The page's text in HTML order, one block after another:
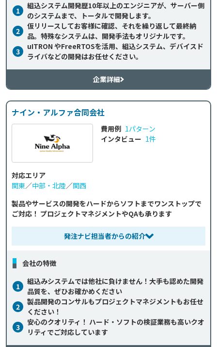
1
組込システム開発歴10年以上のエンジニアが、サーバー側
のシステムまで、トータルで開発します。
2
仮リリースしてお客様に確認、それを繰り返して最終納
品。特殊なシステムは、開発手法もオリジナルです。
3
uITRON やFreeRTOSを活用、組込システム、デバイスド
ライバなどの開発はお任せください。
企業詳細
ナイン・アルファ合同会社
費用例 1パターン
インタビュー 1件
対応エリア
関東／中部・北陸／関西
製品やサービスの開発をハードからソフトまでワンストップで
ご対応！ プロジェクトマネジメントやQAも承ります
発注ナビ担当者からの紹介
会社の特徴
1
組込みシステムでは他社に負けません！大手も認めた開発
品質を、ぜひお確かめください
2
製品開発のコンサルもプロジェクトマネジメントもお任せ
ください！
3
安心のクオリティ！ ハード・ソフトの検証業務も高いクオ
リティでご対応しています